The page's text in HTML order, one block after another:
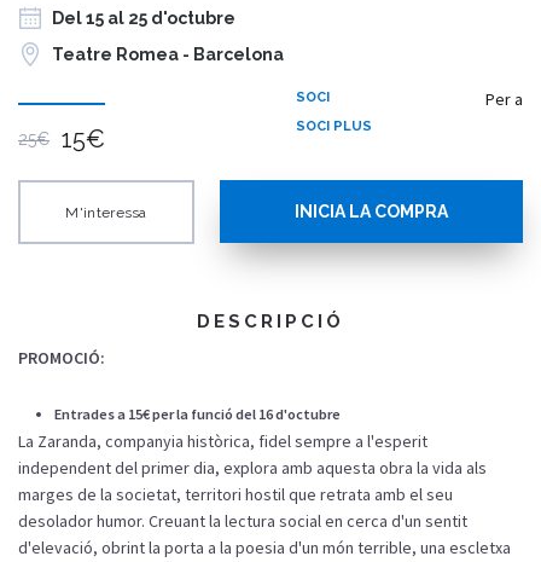
Del 15 al 25 d'octubre
Teatre Romea - Barcelona
25€ 15€
Per a
SOCI
SOCI PLUS
M'interessa INICIA LA COMPRA
DESCRIPCIÓ
PROMOCIÓ:
Entrades a 15€ per la funció del 16 d'octubre
La Zaranda, companyia històrica, fidel sempre a l'esperit
independent del primer dia, explora amb aquesta obra la vida als
marges de la societat, territori hostil que retrata amb el seu
desolador humor. Creuant la lectura social en cerca d'un sentit
d'elevació, obrint la porta a la poesia d'un món terrible, una escletxa